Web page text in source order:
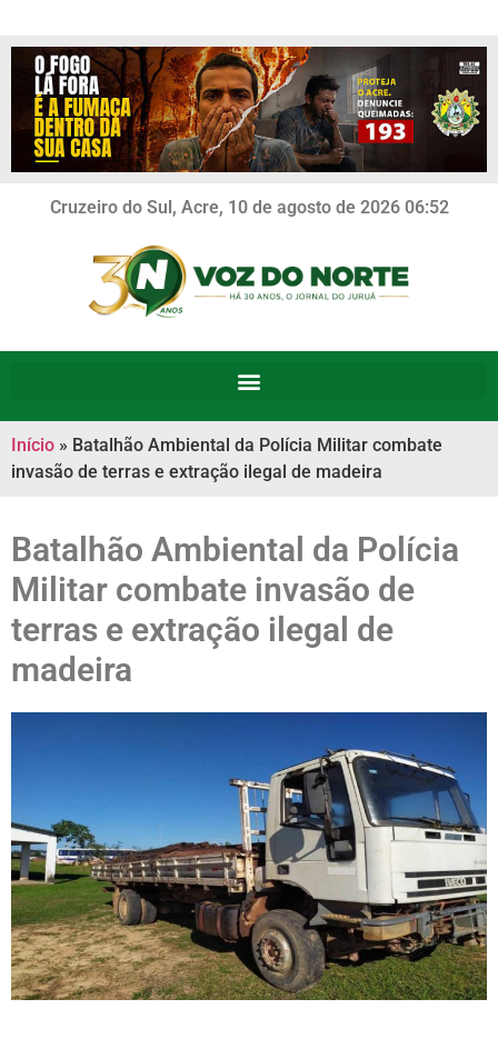
Cruzeiro do Sul, Acre, 10 de agosto de 2026 06:52
Início » Batalhão Ambiental da Polícia Militar combate
invasão de terras e extração ilegal de madeira
Batalhão Ambiental da Polícia
Militar combate invasão de
terras e extração ilegal de
madeira